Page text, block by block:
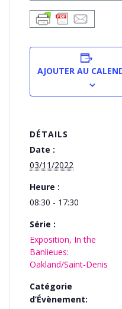
AJOUTER AU
DÉTAILS
Date :
03/11/2022
Heure :
08:30 - 17:30
Série :
Exposition, In the
Banlieues:
Oakland/Saint-Denis
Catégorie
d’Évènement: